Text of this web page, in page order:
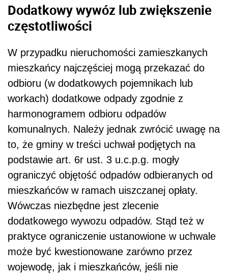
Dodatkowy wywóz lub zwiększenie
częstotliwości
W przypadku nieruchomości zamieszkanych
mieszkańcy najczęściej mogą przekazać do
odbioru (w dodatkowych pojemnikach lub
workach) dodatkowe odpady zgodnie z
harmonogramem odbioru odpadów
komunalnych. Należy jednak zwrócić uwagę na
to, że gminy w treści uchwał podjętych na
podstawie art. 6r ust. 3 u.c.p.g. mogły
ograniczyć objętość odpadów odbieranych od
mieszkańców w ramach uiszczanej opłaty.
Wówczas niezbędne jest zlecenie
dodatkowego wywozu odpadów. Stąd też w
praktyce ograniczenie ustanowione w uchwale
może być kwestionowane zarówno przez
wojewodę, jak i mieszkańców, jeśli nie